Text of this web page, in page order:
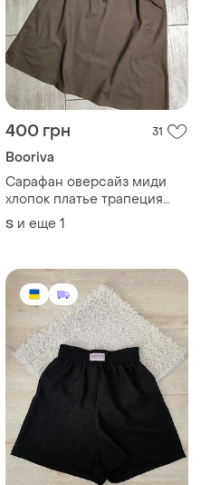
400 грн 31
Booriva
Сарафан оверсайз миди
хлопок платье трапеция
колокол на брительках
сукня бавовна оверсайз
S и еще 1